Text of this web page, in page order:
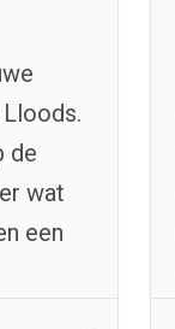
de
wat
een